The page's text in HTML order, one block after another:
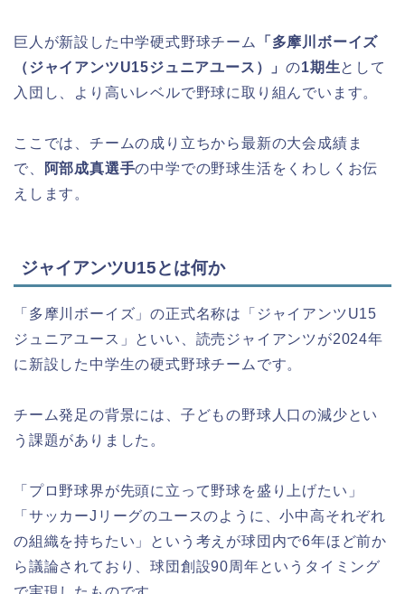
巨人が新設した中学硬式野球チーム
「多摩川ボーイズ
（ジャイアンツU15ジュニアユース）」の1期生として
入団し、より高いレベルで野球に取り組んでいます。
ここでは、チームの成り立ちから最新の大会成績ま
で、
阿部成真選手の中学での野球生活をくわしくお伝
えします。
ジャイアンツU15とは何か
「多摩川ボーイズ」の正式名称は「ジャイアンツU15
ジュニアユース」といい、読売ジャイアンツが2024年
に新設した中学生の硬式野球チームです。
チーム発足の背景には、子どもの野球人口の減少とい
う課題がありました。
「プロ野球界が先頭に立って野球を盛り上げたい」
「サッカーJリーグのユースのように、小中高それぞれ
の組織を持ちたい」という考えが球団内で6年ほど前か
ら議論されており、球団創設90周年というタイミング